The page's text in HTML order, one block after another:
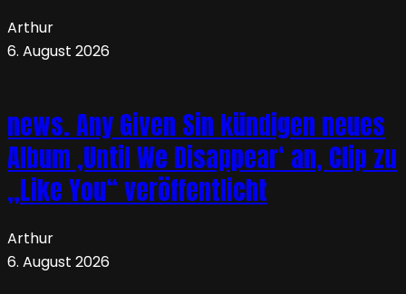
Arthur
6. August 2026
news. Any Given Sin kündigen neues
Album ‚Until We Disappear‘ an, Clip zu
„Like You“ veröffentlicht
Arthur
6. August 2026